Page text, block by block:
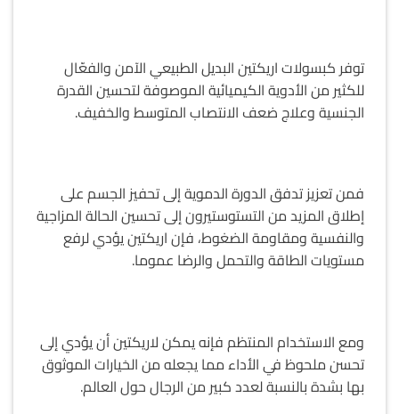
توفر كبسولات اريكتين البديل الطبيعي الآمن والفعّال
للكثير من الأدوية الكيميائية الموصوفة لتحسين القدرة
الجنسية وعلاج ضعف الانتصاب المتوسط والخفيف.
فمن تعزيز تدفق الدورة الدموية إلى تحفيز الجسم على
إطلاق المزيد من التستوستيرون إلى تحسين الحالة المزاجية
والنفسية ومقاومة الضغوط، فإن اريكتين يؤدي لرفع
مستويات الطاقة والتحمل والرضا عموما.
ومع الاستخدام المنتظم فإنه يمكن لاريكتين أن يؤدي إلى
تحسن ملحوظ في الأداء مما يجعله من الخيارات الموثوق
بها بشدة بالنسبة لعدد كبير من الرجال حول العالم.